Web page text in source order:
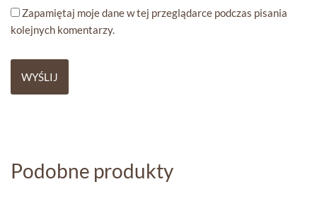
Zapamiętaj moje dane w tej przeglądarce podczas pisania
kolejnych komentarzy.
Podobne produkty